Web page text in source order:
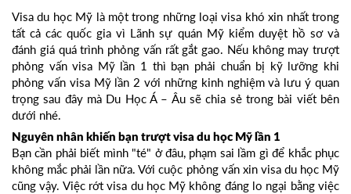
Visa du học Mỹ là một trong những loại visa khó xin nhất trong
tất cả các quốc gia vì Lãnh sự quán Mỹ kiểm duyệt hồ sơ và
đánh giá quá trình phỏng vấn rất gắt gao. Nếu không may trượt
phỏng vấn visa Mỹ lần 1 thì bạn phải chuẩn bị kỹ lưỡng khi
phỏng vấn visa Mỹ lần 2 với những kinh nghiệm và lưu ý quan
trọng sau đây mà Du Học Á – Âu sẽ chia sẻ trong bài viết bên
dưới nhé.
Nguyên nhân khiến bạn trượt visa du học Mỹ lần 1
Bạn cần phải biết mình "té" ở đâu, phạm sai lầm gì để khắc phục
không mắc phải lần nữa. Với cuộc phỏng vấn xin visa du học Mỹ
cũng vậy. Việc rớt visa du học Mỹ không đáng lo ngại bằng việc